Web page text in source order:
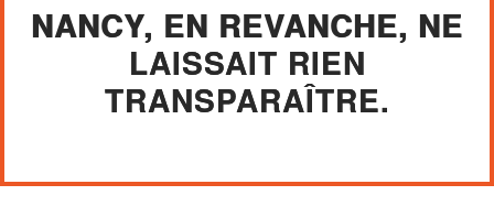
NANCY, EN REVANCHE, NE
LAISSAIT RIEN
TRANSPARAÎTRE.